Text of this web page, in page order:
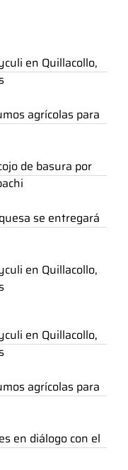
en Quillacollo,
agrícolas para
de basura por
se entregará
en Quillacollo,
en Quillacollo,
agrícolas para
en diálogo con el